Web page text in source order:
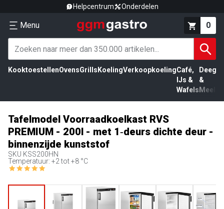
Helpcentrum Onderdelen
Menu 0
KooktoestellenOvensGrills KoelingVerkoopkoelingCafé,
IJs &
Wafels
Deeg
&
Meel
Tafelmodel Voorraadkoelkast RVS
PREMIUM - 200l - met 1‑deurs dichte deur -
binnenzijde kunststof
SKU KSS200HN
Temperatuur: +2 tot +8 °C